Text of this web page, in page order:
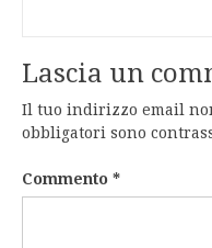
Lascia un
Il tuo indirizzo email
obbligatori sono
Commento *